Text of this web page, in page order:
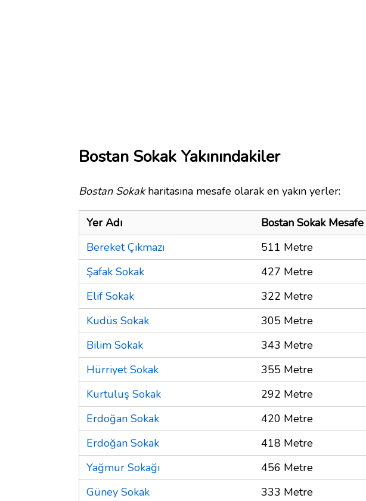
Bostan Sokak Yakınındakiler
Bostan Sokakharitasına mesafe olarak en yakın yerler:
Yer Adı
Bostan Sokak Mesafe
Bereket Çıkmazı
511 Metre
Şafak Sokak
427 Metre
Elif Sokak
322 Metre
Kudüs Sokak
305 Metre
Bilim Sokak
343 Metre
Hürriyet Sokak
355 Metre
Kurtuluş Sokak
292 Metre
Erdoğan Sokak
420 Metre
Erdoğan Sokak
418 Metre
Yağmur Sokağı
456 Metre
Güney Sokak
333 Metre